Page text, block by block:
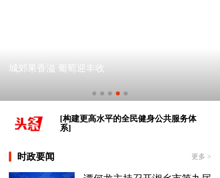
城郊果香溢 葡萄迎丰收全身的工作”——突出重点推进健康中
一见·三个关键词，读懂中国经济“半年
答卷”
[构建更高水平的全民健身公共服务体
系]
[“紧紧抓住那些惠及面广、牵一发而动
时政要闻 更多 >